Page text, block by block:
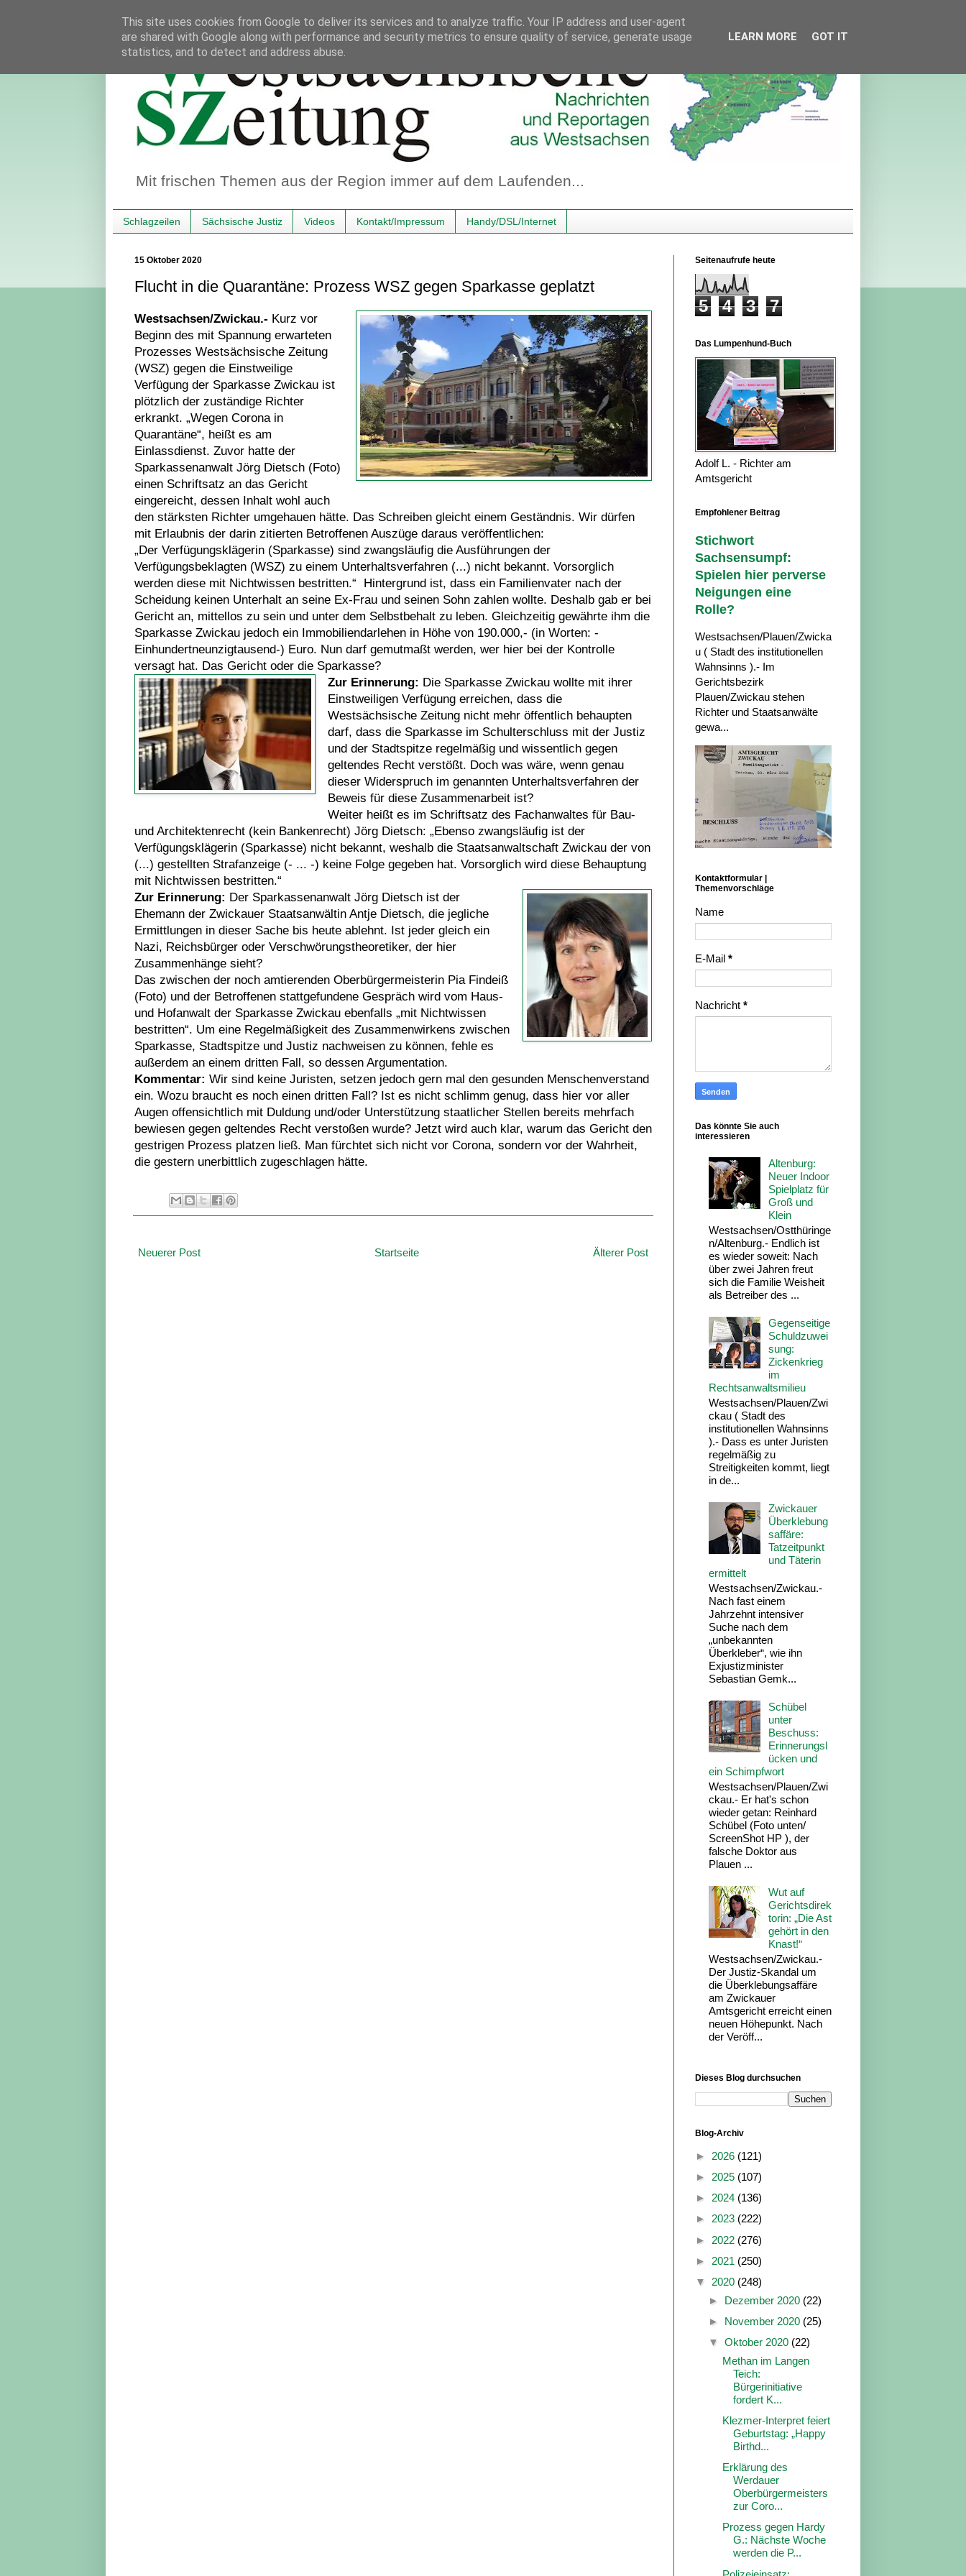
Mit frischen Themen aus der Region immer auf dem Laufenden...
Schlagzeilen Sächsische Justiz Videos Kontakt/Impressum Handy/DSL/Internet
15 Oktober 2020
Flucht in die Quarantäne: Prozess WSZ gegen Sparkasse geplatzt
Westsachsen/Zwickau.- Kurz vor
Beginn des mit Spannung erwarteten
Prozesses Westsächsische Zeitung
(WSZ) gegen die Einstweilige
Verfügung der Sparkasse Zwickau ist
plötzlich der zuständige Richter
erkrankt. „Wegen Corona in
Quarantäne“, heißt es am
Einlassdienst. Zuvor hatte der
Sparkassenanwalt Jörg Dietsch (Foto)
einen Schriftsatz an das Gericht
eingereicht, dessen Inhalt wohl auch
den stärksten Richter umgehauen hätte. Das Schreiben gleicht einem Geständnis. Wir dürfen
mit Erlaubnis der darin zitierten Betroffenen Auszüge daraus veröffentlichen:
„Der Verfügungsklägerin (Sparkasse) sind zwangsläufig die Ausführungen der
Verfügungsbeklagten (WSZ) zu einem Unterhaltsverfahren (...) nicht bekannt. Vorsorglich
werden diese mit Nichtwissen bestritten.“ Hintergrund ist, dass ein Familienvater nach der
Scheidung keinen Unterhalt an seine Ex-Frau und seinen Sohn zahlen wollte. Deshalb gab er bei
Gericht an, mittellos zu sein und unter dem Selbstbehalt zu leben. Gleichzeitig gewährte ihm die
Sparkasse Zwickau jedoch ein Immobiliendarlehen in Höhe von 190.000,- (in Worten: -
Einhundertneunzigtausend-) Euro. Nun darf gemutmaßt werden, wer hier bei der Kontrolle
versagt hat. Das Gericht oder die Sparkasse?
Zur Erinnerung: Die Sparkasse Zwickau wollte mit ihrer
Einstweiligen Verfügung erreichen, dass die
Westsächsische Zeitung nicht mehr öffentlich behaupten
darf, dass die Sparkasse im Schulterschluss mit der Justiz
und der Stadtspitze regelmäßig und wissentlich gegen
geltendes Recht verstößt. Doch was wäre, wenn genau
dieser Widerspruch im genannten Unterhaltsverfahren der
Beweis für diese Zusammenarbeit ist?
Weiter heißt es im Schriftsatz des Fachanwaltes für Bau-
und Architektenrecht (kein Bankenrecht) Jörg Dietsch: „Ebenso zwangsläufig ist der
Verfügungsklägerin (Sparkasse) nicht bekannt, weshalb die Staatsanwaltschaft Zwickau der von
(...) gestellten Strafanzeige (- ... -) keine Folge gegeben hat. Vorsorglich wird diese Behauptung
mit Nichtwissen bestritten.“
Zur Erinnerung: Der Sparkassenanwalt Jörg Dietsch ist der
Ehemann der Zwickauer Staatsanwältin Antje Dietsch, die jegliche
Ermittlungen in dieser Sache bis heute ablehnt. Ist jeder gleich ein
Nazi, Reichsbürger oder Verschwörungstheoretiker, der hier
Zusammenhänge sieht?
Das zwischen der noch amtierenden Oberbürgermeisterin Pia Findeiß
(Foto) und der Betroffenen stattgefundene Gespräch wird vom Haus-
und Hofanwalt der Sparkasse Zwickau ebenfalls „mit Nichtwissen
bestritten“. Um eine Regelmäßigkeit des Zusammenwirkens zwischen
Sparkasse, Stadtspitze und Justiz nachweisen zu können, fehle es
außerdem an einem dritten Fall, so dessen Argumentation.
Kommentar: Wir sind keine Juristen, setzen jedoch gern mal den gesunden Menschenverstand
ein. Wozu braucht es noch einen dritten Fall? Ist es nicht schlimm genug, dass hier vor aller
Augen offensichtlich mit Duldung und/oder Unterstützung staatlicher Stellen bereits mehrfach
bewiesen gegen geltendes Recht verstoßen wurde? Jetzt wird auch klar, warum das Gericht den
gestrigen Prozess platzen ließ. Man fürchtet sich nicht vor Corona, sondern vor der Wahrheit,
die gestern unerbittlich zugeschlagen hätte.
Neuerer Post Älterer Post
Startseite
Seitenaufrufe heute
5 4 3 7
Das Lumpenhund-Buch
Adolf L. - Richter am
Amtsgericht
Empfohlener Beitrag
Stichwort
Sachsensumpf:
Spielen hier perverse
Neigungen eine
Rolle?
Westsachsen/Plauen/Zwicka
u ( Stadt des institutionellen
Wahnsinns ).- Im
Gerichtsbezirk
Plauen/Zwickau stehen
Richter und Staatsanwälte
gewa...
Kontaktformular |
Themenvorschläge
Name
E-Mail *
Nachricht *
Das könnte Sie auch
interessieren
Altenburg:
Neuer Indoor
Spielplatz für
Groß und
Klein
Westsachsen/Ostthüringe
n/Altenburg.- Endlich ist
es wieder soweit: Nach
über zwei Jahren freut
sich die Familie Weisheit
als Betreiber des ...
Gegenseitige
Schuldzuwei
sung:
Zickenkrieg
im
Rechtsanwaltsmilieu
Westsachsen/Plauen/Zwi
ckau ( Stadt des
institutionellen Wahnsinns
).- Dass es unter Juristen
regelmäßig zu
Streitigkeiten kommt, liegt
in de...
Zwickauer
Überklebung
saffäre:
Tatzeitpunkt
und Täterin
ermittelt
Westsachsen/Zwickau.-
Nach fast einem
Jahrzehnt intensiver
Suche nach dem
„unbekannten
Überkleber“, wie ihn
Exjustizminister
Sebastian Gemk...
Schübel
unter
Beschuss:
Erinnerungsl
ücken und
ein Schimpfwort
Westsachsen/Plauen/Zwi
ckau.- Er hat's schon
wieder getan: Reinhard
Schübel (Foto unten/
ScreenShot HP ), der
falsche Doktor aus
Plauen ...
Wut auf
Gerichtsdirek
torin: „Die Ast
gehört in den
Knast!“
Westsachsen/Zwickau.-
Der Justiz-Skandal um
die Überklebungsaffäre
am Zwickauer
Amtsgericht erreicht einen
neuen Höhepunkt. Nach
der Veröff...
Dieses Blog durchsuchen
Blog-Archiv
► 2026 (121)
► 2025 (107)
► 2024 (136)
► 2023 (222)
► 2022 (276)
► 2021 (250)
▼ 2020 (248)
► Dezember 2020 (22)
► November 2020 (25)
▼ Oktober 2020 (22)
Methan im Langen
Teich:
Bürgerinitiative
fordert K...
Klezmer-Interpret feiert
Geburtstag: „Happy
Birthd...
Erklärung des
Werdauer
Oberbürgermeisters
zur Coro...
Prozess gegen Hardy
G.: Nächste Woche
werden die P...
This site uses cookies from Google to deliver its services and to analyze traffic. Your IP address and user-agent
are shared with Google along with performance and security metrics to ensure quality of service, generate usage
statistics, and to detect and address abuse.
LEARN MORE GOT IT